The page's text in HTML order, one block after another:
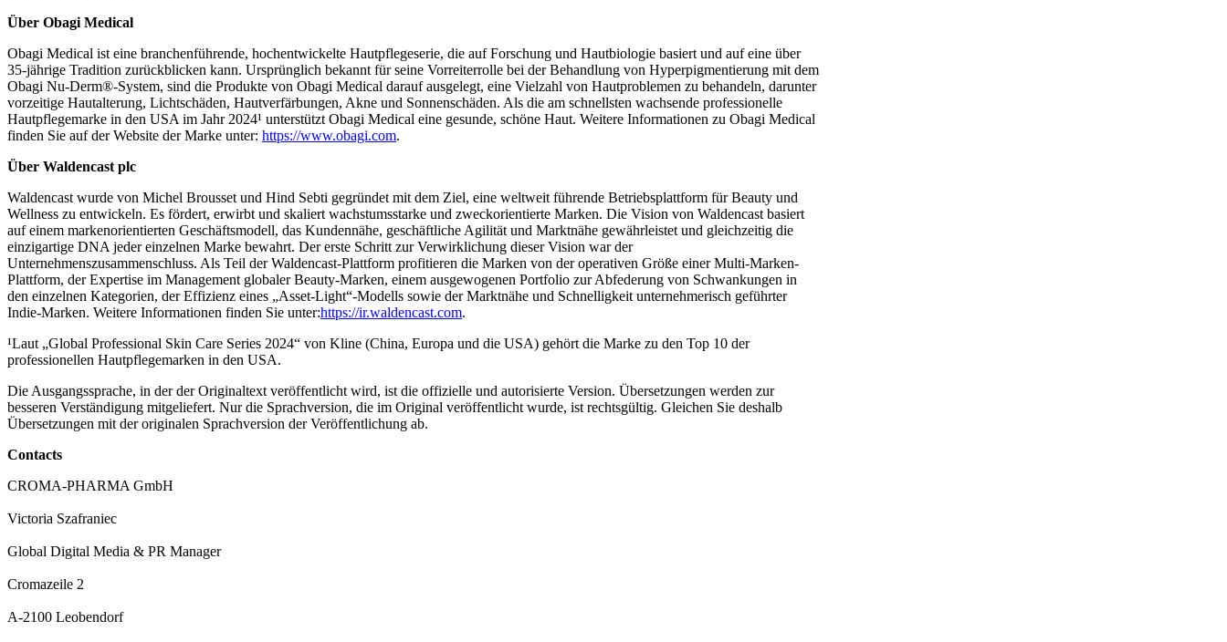
Über Obagi Medical
Obagi Medical ist eine branchenführende, hochentwickelte Hautpflegeserie, die auf Forschung und Hautbiologie basiert und auf eine über
35-jährige Tradition zurückblicken kann. Ursprünglich bekannt für seine Vorreiterrolle bei der Behandlung von Hyperpigmentierung mit dem
Obagi Nu-Derm®-System, sind die Produkte von Obagi Medical darauf ausgelegt, eine Vielzahl von Hautproblemen zu behandeln, darunter
vorzeitige Hautalterung, Lichtschäden, Hautverfärbungen, Akne und Sonnenschäden. Als die am schnellsten wachsende professionelle
Hautpflegemarke in den USA im Jahr 2024¹ unterstützt Obagi Medical eine gesunde, schöne Haut. Weitere Informationen zu Obagi Medical
finden Sie auf der Website der Marke unter: https://www.obagi.com.
Über Waldencast plc
Waldencast wurde von Michel Brousset und Hind Sebti gegründet mit dem Ziel, eine weltweit führende Betriebsplattform für Beauty und
Wellness zu entwickeln. Es fördert, erwirbt und skaliert wachstumsstarke und zweckorientierte Marken. Die Vision von Waldencast basiert
auf einem markenorientierten Geschäftsmodell, das Kundennähe, geschäftliche Agilität und Marktnähe gewährleistet und gleichzeitig die
einzigartige DNA jeder einzelnen Marke bewahrt. Der erste Schritt zur Verwirklichung dieser Vision war der
Unternehmenszusammenschluss. Als Teil der Waldencast-Plattform profitieren die Marken von der operativen Größe einer Multi-Marken-
Plattform, der Expertise im Management globaler Beauty-Marken, einem ausgewogenen Portfolio zur Abfederung von Schwankungen in
den einzelnen Kategorien, der Effizienz eines „Asset-Light“-Modells sowie der Marktnähe und Schnelligkeit unternehmerisch geführter
Indie-Marken. Weitere Informationen finden Sie unter:https://ir.waldencast.com.
¹Laut „Global Professional Skin Care Series 2024“ von Kline (China, Europa und die USA) gehört die Marke zu den Top 10 der
professionellen Hautpflegemarken in den USA.
Die Ausgangssprache, in der der Originaltext veröffentlicht wird, ist die offizielle und autorisierte Version. Übersetzungen werden zur
besseren Verständigung mitgeliefert. Nur die Sprachversion, die im Original veröffentlicht wurde, ist rechtsgültig. Gleichen Sie deshalb
Übersetzungen mit der originalen Sprachversion der Veröffentlichung ab.
Contacts
CROMA-PHARMA GmbH
Victoria Szafraniec
Global Digital Media & PR Manager
Cromazeile 2
A-2100 Leobendorf